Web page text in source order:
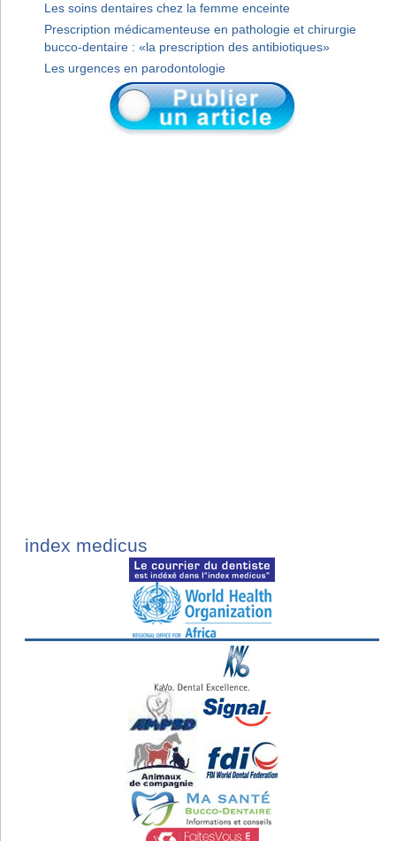
Les soins dentaires chez la femme enceinte
Prescription médicamenteuse en pathologie et chirurgie
bucco-dentaire : «la prescription des antibiotiques»
Les urgences en parodontologie
index medicus